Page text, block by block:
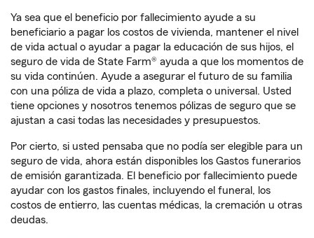
Ya sea que el beneficio por fallecimiento ayude a su
beneficiario a pagar los costos de vivienda, mantener el nivel
de vida actual o ayudar a pagar la educación de sus hijos, el
seguro de vida de State Farm® ayuda a que los momentos de
su vida continúen. Ayude a asegurar el futuro de su familia
con una póliza de vida a plazo, completa o universal. Usted
tiene opciones y nosotros tenemos pólizas de seguro que se
ajustan a casi todas las necesidades y presupuestos.
Por cierto, si usted pensaba que no podía ser elegible para un
seguro de vida, ahora están disponibles los Gastos funerarios
de emisión garantizada. El beneficio por fallecimiento puede
ayudar con los gastos finales, incluyendo el funeral, los
costos de entierro, las cuentas médicas, la cremación u otras
deudas.